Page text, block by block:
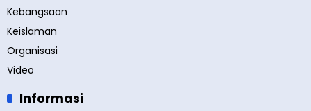
Kebangsaan
Keislaman
Organisasi
Video
Informasi